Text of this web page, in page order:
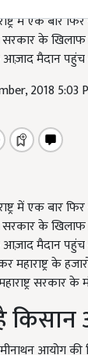
में एक बार
के खिलाफ
मैदान पहुंच
2018 5:03
में एक बार
के खिलाफ
मैदान
महाराष्ट्र के
सरकार
आयोग